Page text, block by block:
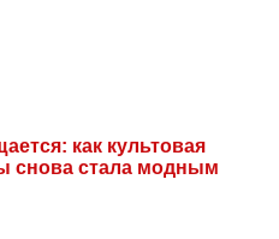
как культовая
снова стала модным